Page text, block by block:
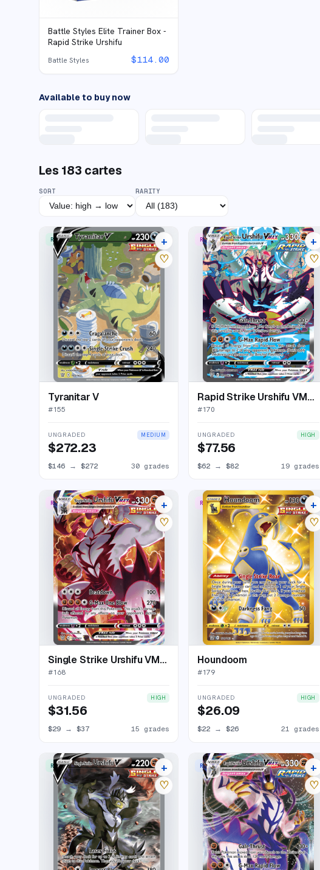
Battle Styles Elite Trainer Box -
Rapid Strike Urshifu
Battle Styles $114.00
Available to buy now
Les 183 cartes
SORT RARITY
RARE ULTRA 34 listings
+
♡
Tyranitar V
#155
UNGRADED MEDIUM
$272.23
$146 → $272 30 grades
RARE RAINBOW 22 listings
+
♡
Rapid Strike Urshifu VMAX
#170
UNGRADED HIGH
$77.56
$62 →$82 19 grades
RARE RAINBOW 18 listings+
♡
Single Strike Urshifu VMAX
#168
UNGRADED HIGH
$31.56
$29 → $37 15 grades
RARE SECRET 25 listings+
♡
Houndoom
#179
UNGRADED HIGH
$26.09
$22 →$26 21 grades
RARE ULTRA 20 listings
+
♡
RARE HOLO VMAX 17 listings
+
♡